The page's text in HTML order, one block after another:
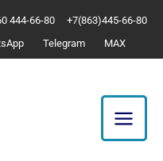
444-66-80
+7(863)445-66-80
Telegram MAX